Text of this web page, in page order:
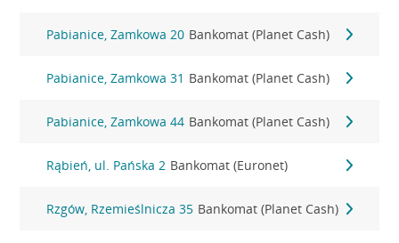
Pabianice, Zamkowa 20 Bankomat (Planet Cash)
Pabianice, Zamkowa 31 Bankomat (Planet Cash)
Pabianice, Zamkowa 44 Bankomat (Planet Cash)
Rąbień, ul. Pańska 2 Bankomat (Euronet)
Rzgów, Rzemieślnicza 35 Bankomat (Planet Cash)